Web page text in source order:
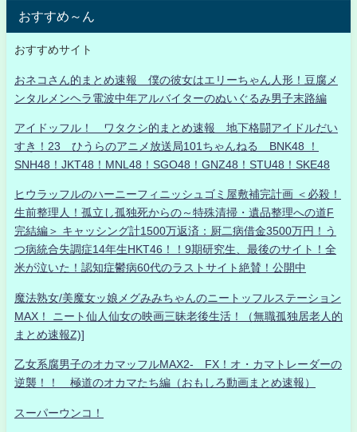
おすすめ～ん
おすすめサイト
おネコさん的まとめ速報 僕の彼女はエリーちゃん人形！豆腐メ
ンタルメンヘラ電波中年アルバイターのぬいぐるみ男子末路編
アイドッフル！ ワタクシ的まとめ速報 地下格闘アイドルだい
すき！23 ひうらのアニメ放送局101ちゃんねる BNK48 ！
SNH48！JKT48！MNL48！SGO48！GNZ48！STU48！SKE48
ヒウラッフルのハーニーフィニッシュゴミ屋敷補完計画 ＜必殺！
生前整理人！孤立し孤独死からの～特殊清掃・遺品整理への道F
完結編＞ キャッシング計1500万返済：厨二病借金3500万円！う
つ病統合失調症14年生HKT46！！9期研究生、最後のサイト！全
米が泣いた！認知症鬱病60代のラストサイト絶賛！公開中
魔法熟女/美魔女ッ娘メグみみちゃんのニートッフルステーション
MAX！ ニート仙人仙女の映画三昧老後生活！（無職孤独居老人的
まとめ速報Z)]
乙女系腐男子のオカマッフルMAX2- FX！オ・カマトレーダーの
逆襲！！ 極道のオカマたち編（おもしろ動画まとめ速報）
スーパーウンコ！